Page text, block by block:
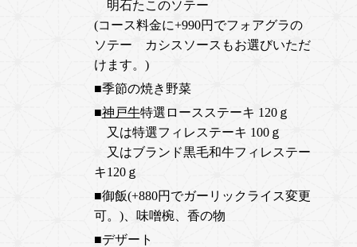
明石たこのソテー
(コース料金に+990円でフォアグラの
ソテー カシスソースもお選びいただ
けます。)
■季節の焼き野菜
■神戸牛特選ロースステーキ 120ｇ
又は特選フィレステーキ 100ｇ
又はブランド黒毛和牛フィレステー
キ120ｇ
■御飯(+880円でガーリックライス変更
可。)、味噌椀、香の物
■デザート